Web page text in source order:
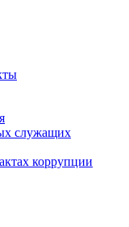
служащих
коррупции